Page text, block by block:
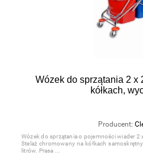
Wózek do sprzątania 2 x
kółkach,
Producent:
Wózek do sprzątania o pojemności wiader 2
Stelaż chromowany na kółkach
litrów. Prasa